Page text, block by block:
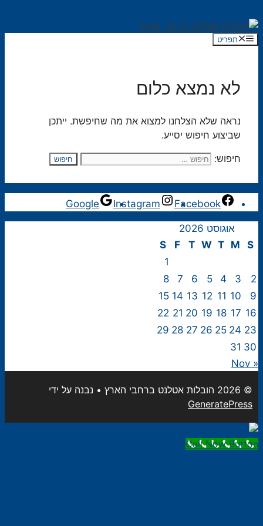
תפריט
לא נמצא כלום
נראה שלא הצלחנו למצוא את מה שחיפשת. ייתכן
שביצוע חיפוש יסייע.
חיפוש:
Facebook
Instagram
Google
אוגוסט 2026
S
M
T
W
T
F
S
1
2
3
4
5
6
7
8
9
10
11
12
13
14
15
16
17
18
19
20
21
22
23
24
25
26
27
28
29
30
31
« Nov
© 2026 הובלות אטלנט ברחבי הארץ
• נבנה על ידי
GeneratePress
Call Now Button